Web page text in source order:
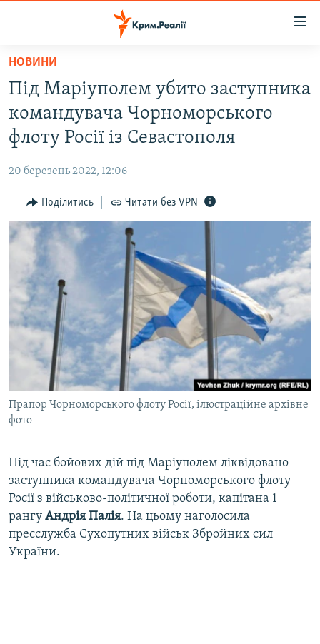
Перейти
основного
матеріалу
Перейти
до
основної
навігації
Перейти
до
пошуку
ВОДА.КРИМ
ВІДЕО ТА ФОТО
БЛОГИ
ПОГЛЯД
ІНТЕРВ'Ю
ВСЕ ЗА ДЕНЬ
СПЕЦПРОЕКТИ
ДЕПОРТАЦІЯ
ВІДЕОУРОКИ «ELIFBE»
СВІДЧЕННЯ ОКУПАЦІЇ
УКРАЇНСЬКА ПРОБЛЕМА КРИМУ
ІНФОГРАФІКА
ЯК ОБІЙТИ БЛОКУВАННЯ
Русский
Qırımtatar
ДОЛУЧАЙСЯ!
Усі сайти RFE/RL
НОВИНИ
Під Маріуполем убито заступника
командувача Чорноморського
флоту Росії із Севастополя
20 березень 2022, 12:06
Поділитись Читати без VPN
Прапор Чорноморського флоту Росії, ілюстраційне архівне
фото
Під час бойових дій під Маріуполем ліквідовано
заступника командувача Чорноморського флоту
Росії з військово-політичної роботи, капітана 1
рангу Андрія Палія. На цьому наголосила
пресслужба Сухопутних військ Збройних сил
України.